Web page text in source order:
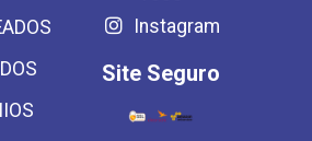
Instagram
Site Seguro